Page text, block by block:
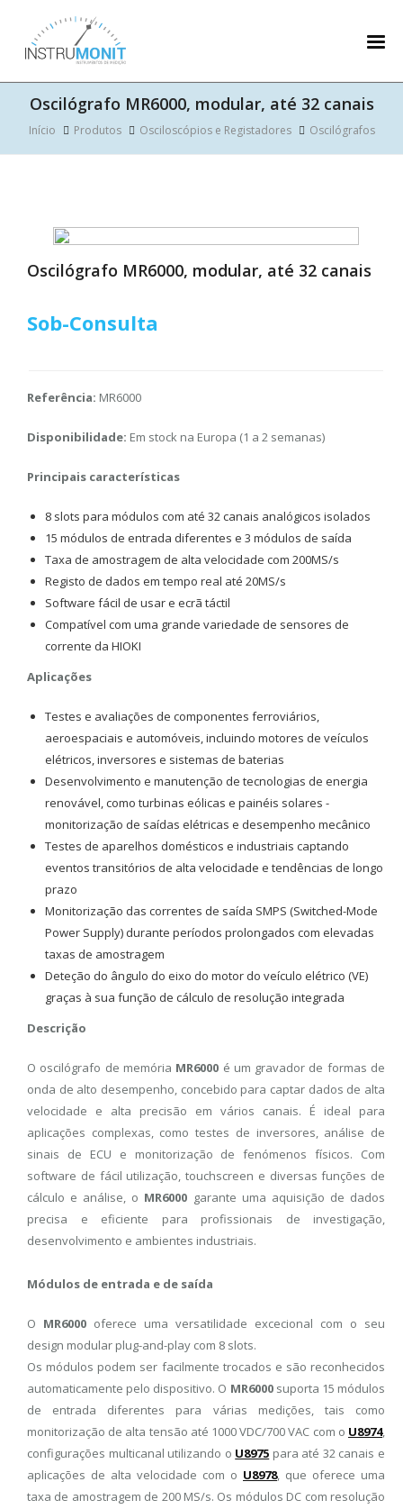
Oscilógrafo MR6000, modular, até 32 canais
Início Produtos Osciloscópios e Registadores Oscilógrafos
Oscilógrafo MR6000, modular, até 32 canais
Sob-Consulta
Referência: MR6000
Disponibilidade: Em stock na Europa (1 a 2 semanas)
Principais características
8 slots para módulos com até 32 canais analógicos isolados
15 módulos de entrada diferentes e 3 módulos de saída
Taxa de amostragem de alta velocidade com 200MS/s
Registo de dados em tempo real até 20MS/s
Software fácil de usar e ecrã táctil
Compatível com uma grande variedade de sensores de
corrente da HIOKI
Aplicações
Testes e avaliações de componentes ferroviários,
aeroespaciais e automóveis, incluindo motores de veículos
elétricos, inversores e sistemas de baterias
Desenvolvimento e manutenção de tecnologias de energia
renovável, como turbinas eólicas e painéis solares -
monitorização de saídas elétricas e desempenho mecânico
Testes de aparelhos domésticos e industriais captando
eventos transitórios de alta velocidade e tendências de longo
prazo
Monitorização das correntes de saída SMPS (Switched-Mode
Power Supply) durante períodos prolongados com elevadas
taxas de amostragem
Deteção do ângulo do eixo do motor do veículo elétrico (VE)
graças à sua função de cálculo de resolução integrada
Descrição
O oscilógrafo de memória MR6000 é um gravador de formas de
onda de alto desempenho, concebido para captar dados de alta
velocidade e alta precisão em vários canais. É ideal para
aplicações complexas, como testes de inversores, análise de
sinais de ECU e monitorização de fenómenos físicos. Com
software de fácil utilização, touchscreen e diversas funções de
cálculo e análise, o MR6000 garante uma aquisição de dados
precisa e eficiente para profissionais de investigação,
desenvolvimento e ambientes industriais.
Módulos de entrada e de saída
O MR6000 oferece uma versatilidade excecional com o seu
design modular plug-and-play com 8 slots.
Os módulos podem ser facilmente trocados e são reconhecidos
automaticamente pelo dispositivo. O MR6000suporta 15 módulos
de entrada diferentes para várias medições, tais como
monitorização de alta tensão até 1000 VDC/700 VAC com o U8974,
configurações multicanal utilizando o U8975 para até 32 canais e
aplicações de alta velocidade com o U8978, que oferece uma
taxa de amostragem de 200 MS/s. Os módulos DC com resolução